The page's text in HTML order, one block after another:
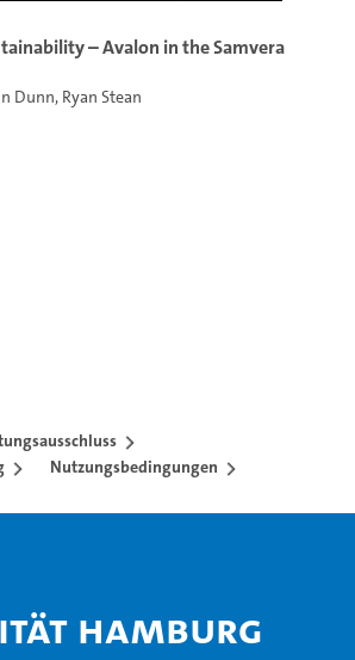
– Avalon in the Samvera
Dunn, Ryan Stean
Nutzungsbedingungen
Hamburg